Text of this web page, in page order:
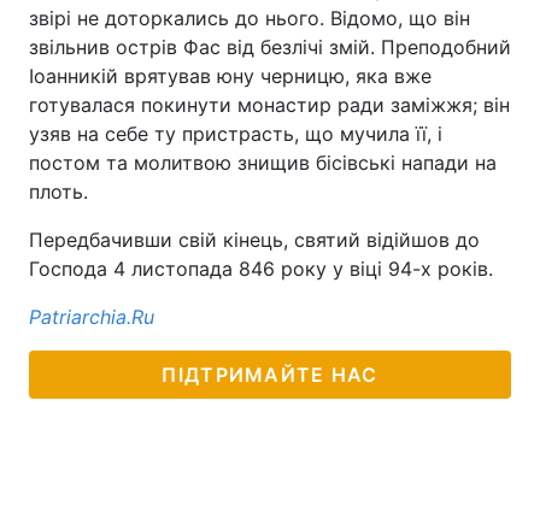
звірі не доторкались до нього. Відомо, що він
звільнив острів Фас від безлічі змій. Преподобний
Іоанникій врятував юну черницю, яка вже
готувалася покинути монастир ради заміжжя; він
узяв на себе ту пристрасть, що мучила її, і
постом та молитвою знищив бісівські напади на
плоть.
Передбачивши свій кінець, святий відійшов до
Господа 4 листопада 846 року у віці 94-х років.
Рatriarchia.Ru
ПІДТРИМАЙТЕ НАС